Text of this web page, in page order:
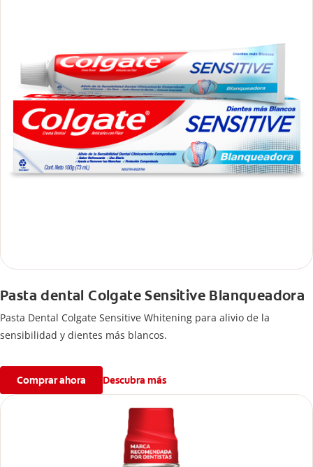
Pasta dental Colgate Sensitive Blanqueadora
Pasta Dental Colgate Sensitive Whitening para alivio de la
sensibilidad y dientes más blancos.
Comprar ahora Descubra más